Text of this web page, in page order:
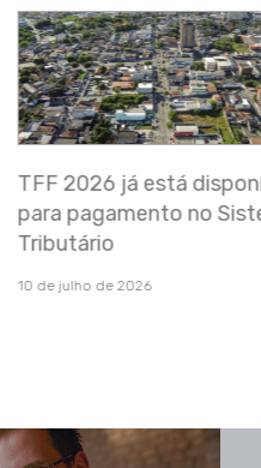
Camaçari conquista
em Qualidade Contábil
Fiscal
26 de junho de 2026